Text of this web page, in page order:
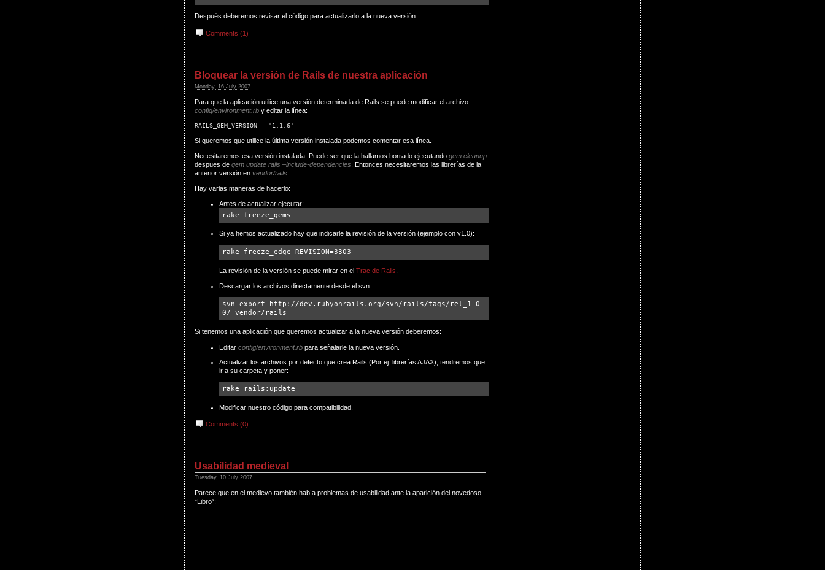
Después deberemos revisar el código para actualizarlo a la nueva versión.
Comments (1)
Bloquear la versión de Rails de nuestra aplicación
Monday, 16 July 2007
Para que la aplicación utilice una versión determinada de Rails se puede modificar el archivo
config/environment.rb y editar la línea:
RAILS_GEM_VERSION = '1.1.6'
Si queremos que utilice la última versión instalada podemos comentar esa línea.
Necesitaremos esa versión instalada. Puede ser que la hallamos borrado ejecutando gem cleanup
despues de gem update rails –include-dependencies . Entonces necesitaremos las librerías de la
anterior versión en vendor/rails
Hay varias maneras de hacerlo:
Antes de actualizar ejecutar:
rake freeze_gems
Si ya hemos actualizado hay que indicarle la revisión de la versión (ejemplo con v1.0):
rake freeze_edge REVISION=3303
La revisión de la versión se puede mirar en el Trac de Rails
Descargar los archivos directamente desde el svn:
svn export http://dev.rubyonrails.org/svn/rails/tags/rel_1-0-
0/ vendor/rails
Si tenemos una aplicación que queremos actualizar a la nueva versión deberemos:
Editar config/environment.rb para señalarle la nueva versión.
Actualizar los archivos por defecto que crea Rails (Por ej: librerías AJAX), tendremos que
ir a su carpeta y poner:
rake rails:update
Modificar nuestro código para compatibilidad.
Comments (0)
Usabilidad medieval
Tuesday, 10 July 2007
Parece que en el medievo también había problemas de usabilidad ante la aparición del novedoso
“Libro”: